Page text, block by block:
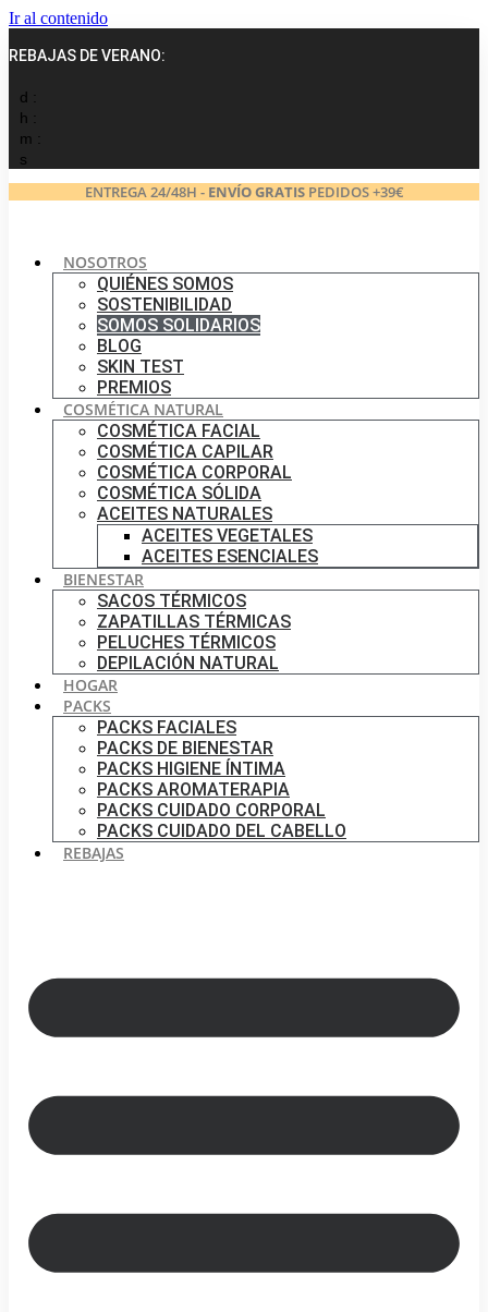
Ir al contenido
REBAJAS DE VERANO:
d :
h :
m :
s
ENTREGA 24/48H - ENVÍO GRATISPEDIDOS +39€
NOSOTROS
QUIÉNES SOMOS
SOSTENIBILIDAD
SOMOS SOLIDARIOS
BLOG
SKIN TEST
PREMIOS
COSMÉTICA NATURAL
COSMÉTICA FACIAL
COSMÉTICA CAPILAR
COSMÉTICA CORPORAL
COSMÉTICA SÓLIDA
ACEITES NATURALES
ACEITES VEGETALES
ACEITES ESENCIALES
BIENESTAR
SACOS TÉRMICOS
ZAPATILLAS TÉRMICAS
PELUCHES TÉRMICOS
DEPILACIÓN NATURAL
HOGAR
PACKS
PACKS FACIALES
PACKS DE BIENESTAR
PACKS HIGIENE ÍNTIMA
PACKS AROMATERAPIA
PACKS CUIDADO CORPORAL
PACKS CUIDADO DEL CABELLO
REBAJAS